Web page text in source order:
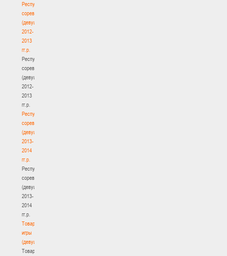
Республиканские
соревнования
(девушки)
2012-
2013
гг.р.
Республиканские
соревнования
(девушки)
2012-
2013
гг.р.
Республиканские
соревнования
(девушки)
2013-
2014
гг.р.
Республиканские
соревнования
(девушки)
2013-
2014
гг.р.
Товарищеские
игры
(девушки)
Товарищеские